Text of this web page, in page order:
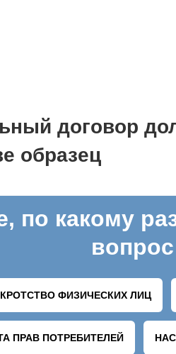
договор
образец